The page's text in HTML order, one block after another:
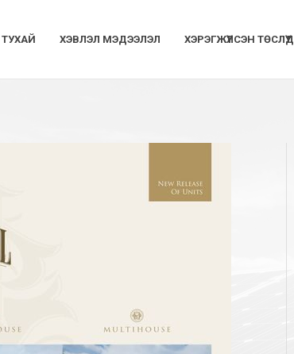
ХЭВЛЭЛ МЭДЭЭЛЭЛ ХЭРЭГЖҮҮЛСЭН ТӨСЛҮҮД